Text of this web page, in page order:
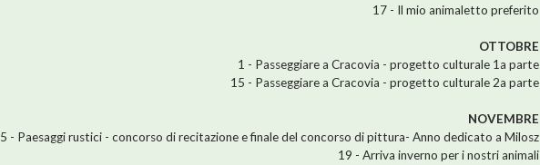
17 - Il mio animaletto preferito
OTTOBRE
1 - Passeggiare a Cracovia - progetto culturale 1a parte
15 - Passeggiare a Cracovia - progetto culturale 2a parte
NOVEMBRE
5 - Paesaggi rustici - concorso di recitazione e finale del concorso di pittura- Anno dedicato a Milosz
19 - Arriva inverno per i nostri animali